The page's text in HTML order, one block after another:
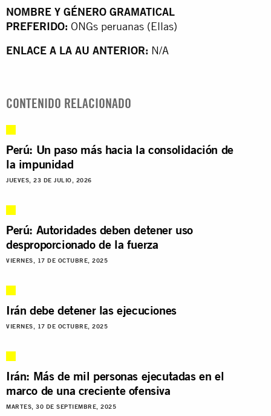
NOMBRE Y GÉNERO GRAMATICAL
PREFERIDO: ONGs peruanas (Ellas)
ENLACE A LA AU ANTERIOR: N/A
CONTENIDO RELACIONADO
Perú: Un paso más hacia la consolidación de
la impunidad
JUEVES, 23 DE JULIO, 2026
Perú: Autoridades deben detener uso
desproporcionado de la fuerza
VIERNES, 17 DE OCTUBRE, 2025
Irán debe detener las ejecuciones
VIERNES, 17 DE OCTUBRE, 2025
Irán: Más de mil personas ejecutadas en el
marco de una creciente ofensiva
MARTES, 30 DE SEPTIEMBRE, 2025